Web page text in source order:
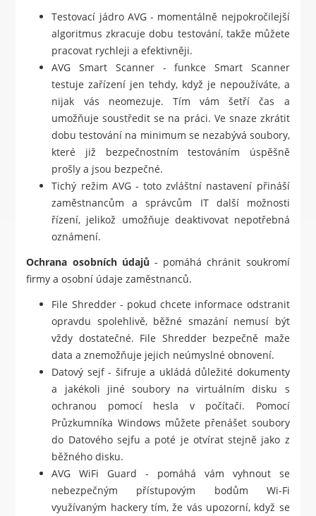
Testovací jádro AVG - momentálně nejpokročilejší
algoritmus zkracuje dobu testování, takže můžete
pracovat rychleji a efektivněji.
AVG Smart Scanner - funkce Smart Scanner
testuje zařízení jen tehdy, když je nepoužíváte, a
nijak vás neomezuje. Tím vám šetří čas a
umožňuje soustředit se na práci. Ve snaze zkrátit
dobu testování na minimum se nezabývá soubory,
které již bezpečnostním testováním úspěšně
prošly a jsou bezpečné.
Tichý režim AVG - toto zvláštní nastavení přináší
zaměstnancům a správcům IT další možnosti
řízení, jelikož umožňuje deaktivovat nepotřebná
oznámení.
Ochrana osobních údajů - pomáhá chránit soukromí
firmy a osobní údaje zaměstnanců.
File Shredder - pokud chcete informace odstranit
opravdu spolehlivě, běžné smazání nemusí být
vždy dostatečné. File Shredder bezpečně maže
data a znemožňuje jejich neúmyslné obnovení.
Datový sejf - šifruje a ukládá důležité dokumenty
a jakékoli jiné soubory na virtuálním disku s
ochranou pomocí hesla v počítači. Pomocí
Průzkumníka Windows můžete přenášet soubory
do Datového sejfu a poté je otvírat stejně jako z
běžného disku.
AVG WiFi Guard - pomáhá vám vyhnout se
nebezpečným přístupovým bodům Wi-Fi
využívaným hackery tím, že vás upozorní, když se